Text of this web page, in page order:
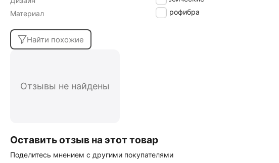
Материал
микрофибра
Найти похожие
Отзывы не найдены
Оставить отзыв на этот товар
Поделитесь мнением с другими покупателями